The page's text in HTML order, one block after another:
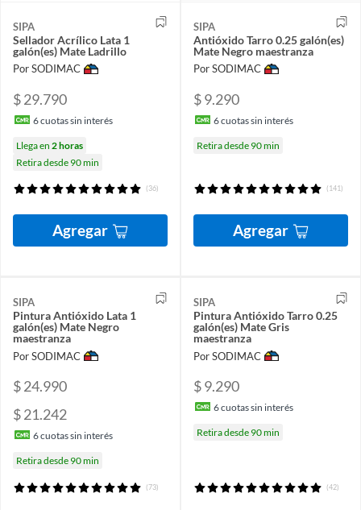
SIPA
Sellador Acrílico Lata 1
galón(es) Mate Ladrillo
Por SODIMAC
$ 29.790
6cuotas sin interés
Llega en 2 horas
Retira desde 90 min
(36)
Agregar
SIPA
Antióxido Tarro 0.25 galón(es)
Mate Negro maestranza
Por SODIMAC
$ 9.290
6cuotas sin interés
Retira desde 90 min
(141)
Agregar
SIPA
Pintura Antióxido Lata 1
galón(es) Mate Negro
maestranza
Por SODIMAC
$ 24.990
$ 21.242
6cuotas sin interés
Retira desde 90 min
(73)
SIPA
Pintura Antióxido Tarro 0.25
galón(es) Mate Gris
maestranza
Por SODIMAC
$ 9.290
6cuotas sin interés
Retira desde 90 min
(42)